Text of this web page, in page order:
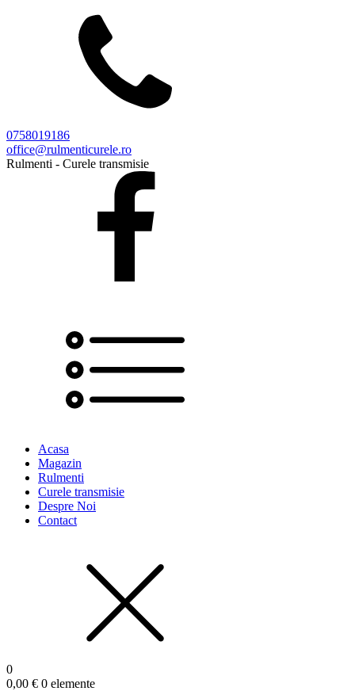
0758019186
office@rulmenticurele.ro
Rulmenti - Curele transmisie
Acasa
Magazin
Rulmenti
Curele transmisie
Despre Noi
Contact
0
0,00 € 0 elemente